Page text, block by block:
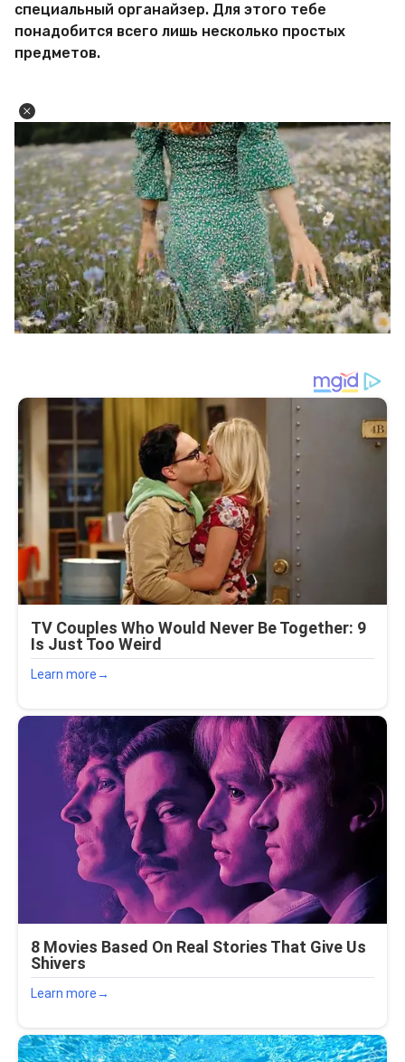
специальный органайзер. Для этого тебе
понадобится всего лишь несколько простых
предметов.